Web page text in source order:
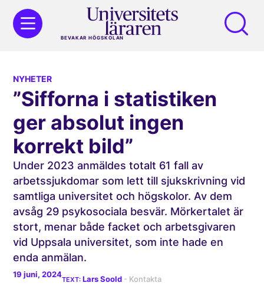
BEVAKAR HÖGSKOLAN
NYHETER
”Sifforna i statistiken
ger absolut ingen
korrekt bild”
Under 2023 anmäldes totalt 61 fall av
arbetssjukdomar som lett till sjukskrivning vid
samtliga universitet och högskolor. Av dem
avsåg 29 psykosociala besvär. Mörkertalet är
stort, menar både facket och arbetsgivaren
vid Uppsala universitet, som inte hade en
enda anmälan.
19 juni, 2024
Lars Soold